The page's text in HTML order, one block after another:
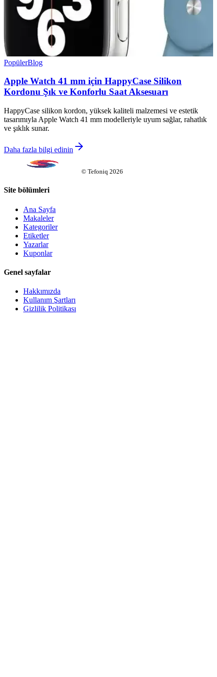
PopülerBlog
Apple Watch 41 mm için HappyCase Silikon
Kordonu Şık ve Konforlu Saat Aksesuarı
HappyCase silikon kordon, yüksek kaliteli malzemesi ve estetik
tasarımıyla Apple Watch 41 mm modelleriyle uyum sağlar, rahatlık
ve şıklık sunar.
Daha fazla bilgi edinin
© Tefoniq 2026
Site bölümleri
Ana Sayfa
Makaleler
Kategoriler
Etiketler
Yazarlar
Kuponlar
Genel sayfalar
Hakkımızda
Kullanım Şartları
Gizlilik Politikası